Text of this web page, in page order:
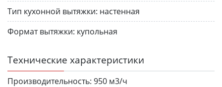
Тип кухонной вытяжки: настенная
Формат вытяжки: купольная
Технические характеристики
Производительность: 950 м3/ч